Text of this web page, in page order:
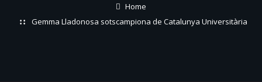
Home
Gemma Lladonosa sotscampiona de Catalunya Universitària